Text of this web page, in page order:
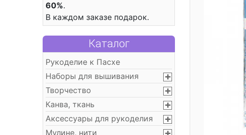
60%.
В каждом заказе подарок.
Каталог
Рукоделие к Пасхе
Наборы для вышивания
Творчество
Канва, ткань
Аксессуары для рукоделия
Мулине, нити